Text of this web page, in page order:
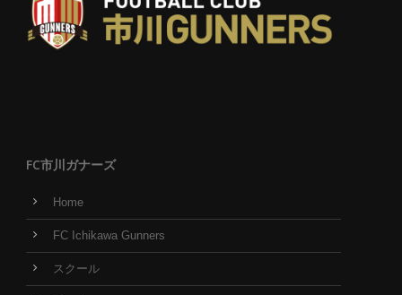
FC市川ガナーズ
Home
FC Ichikawa Gunners
スクール